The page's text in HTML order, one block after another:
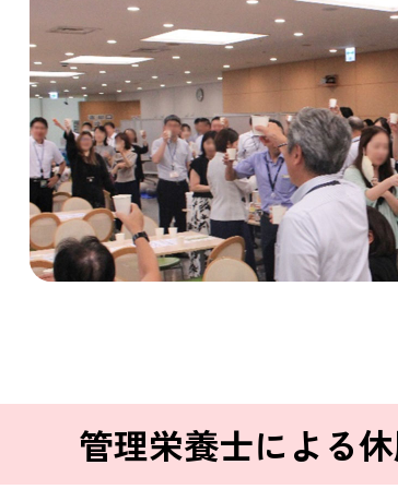
管理栄養士による